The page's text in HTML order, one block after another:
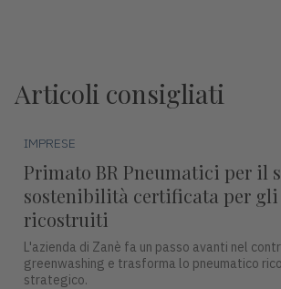
Articoli consigliati
IMPRESE
Primato BR Pneumatici per il
sostenibilità certificata per
ricostruiti
L'azienda di Zanè fa un passo avanti nel
greenwashing e trasforma lo pneumatico
strategico.